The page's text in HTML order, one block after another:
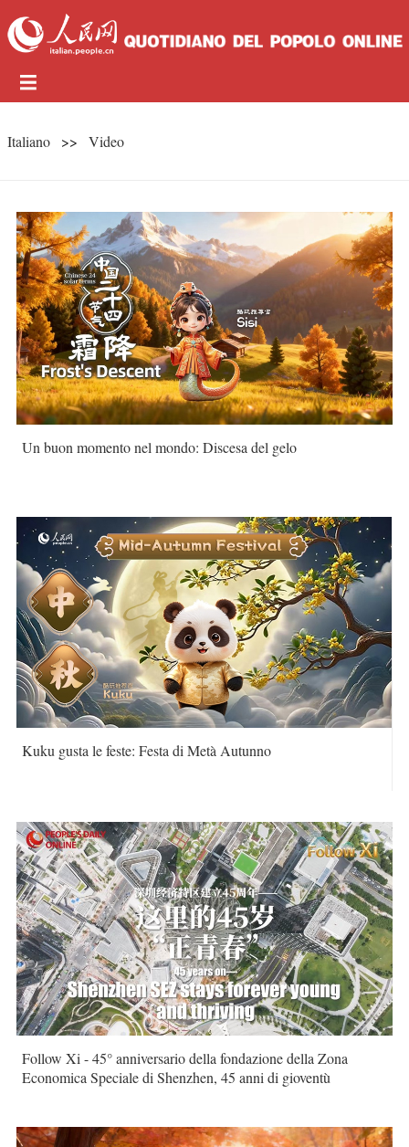
Italiano >> Video
Un buon momento nel mondo: Discesa del gelo
Kuku gusta le feste: Festa di Metà Autunno
Follow Xi - 45° anniversario della fondazione della Zona
Economica Speciale di Shenzhen, 45 anni di gioventù